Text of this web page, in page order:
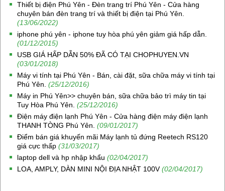
Thiết bị điện Phú Yên - Đèn trang trí Phú Yên - Cửa hàng
chuyên bán đèn trang trí và thiết bị điện tại Phú Yên.
(13/06/2022)
iphone phú yên - iphone tuy hòa phú yên giảm giá hấp dẫn.
(01/12/2015)
USB GIÁ HẤP DẪN 50% ĐÃ CÓ TẠI CHOPHUYEN.VN
(03/01/2018)
Máy vi tính tại Phú Yên - Bán, cài đặt, sữa chữa máy vi tính tại
Phú Yên. (25/12/2016)
Máy in Phú Yên>> chuyên bán, sữa chữa bảo trì máy tin tại
Tuy Hòa Phú Yên. (25/12/2016)
Điện máy điện lạnh Phú Yên - Cửa hàng điện máy điện lạnh
THANH TÒNG Phú Yên. (09/01/2017)
Điểm bán giá khuyến mãi Máy lạnh tủ đứng Reetech RS120
giá cực thấp (31/03/2017)
laptop dell và hp nhập khẩu (02/04/2017)
LOA, AMPLY, DÀN MINI NỘI ĐỊA NHẬT 100V(02/04/2017)